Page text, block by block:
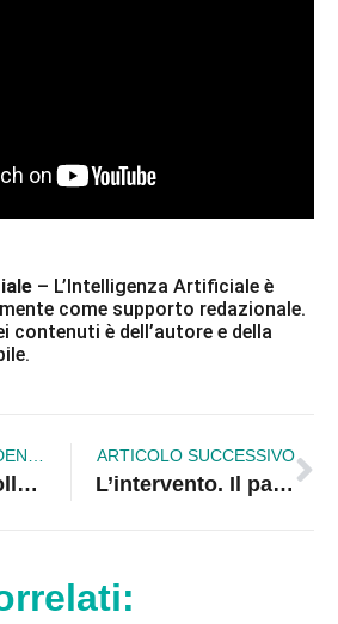
– L’Intelligenza Artificiale è
come supporto redazionale.
contenuti è dell’autore e della
Carburanti e bollette, maxi rincari in Calabria: stangata da 5 miliardi
ARTICOLO SUCCESSIVO
L’intervento. Il paradosso di Corigliano-Rossano, Mazza: “Quando il pennacchio diventa suicidio civile”